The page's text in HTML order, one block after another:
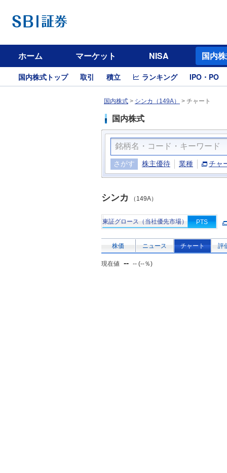
ホーム マーケット NISA 国内
国内株式トップ 取引 積立 ランキング IPO・PO
国内株式 > シンカ（149A） > チャート
国内株式
さがす 株主優待 業種 チャ
シンカ （149A）
東証グロース（当社優先市場） PTS
株価 ニュース チャート 評
現在値 -- -- (--％)